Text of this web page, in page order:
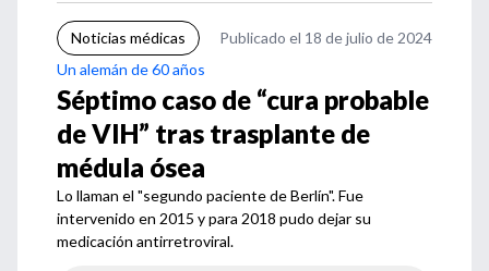
Noticias médicas
Publicado el 18 de julio de 2024
Un alemán de 60 años
Séptimo caso de “cura probable
de VIH” tras trasplante de
médula ósea
Lo llaman el "segundo paciente de Berlín". Fue
intervenido en 2015 y para 2018 pudo dejar su
medicación antirretroviral.